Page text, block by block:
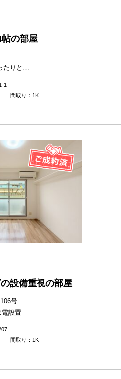
の部屋
たりと…
1
間取り：1K
設備重視の部屋
号
設置
間取り：1K